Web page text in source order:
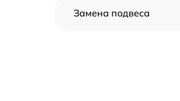
Замена подвеса